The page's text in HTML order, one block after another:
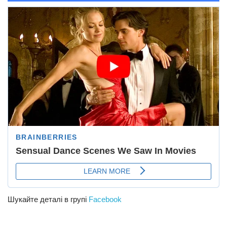
Шукайте деталі в групі Facebook